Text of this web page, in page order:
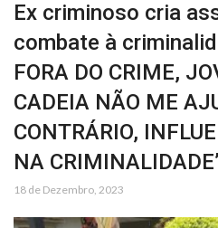
Ex criminoso cria
combate à
FORA DO CRIME,
CADEIA NÃO ME
CONTRÁRIO,
NA
18 de Dezembro, 2023